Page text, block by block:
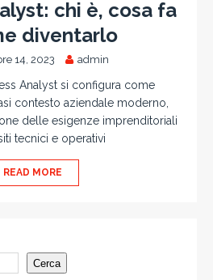
chi è, cosa fa
diventarlo
14, 2023 admin
Analyst si configura come
contesto aziendale moderno,
delle esigenze imprenditoriali
tecnici e operativi
READ MORE
Cerca